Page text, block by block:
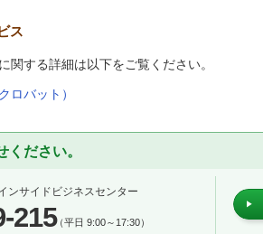
ス
関する詳細は以下をご覧ください。
ロバット）
ください。
ンサイドビジネスセンター
215（平日 9:00～17:30）